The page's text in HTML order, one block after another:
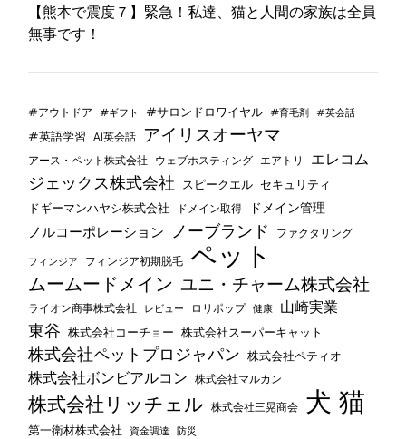
【熊本で震度７】緊急！私達、猫と人間の家族は全員
無事です！
#アウトドア #ギフト #サロンドロワイヤル #育毛剤 #英会話
#英語学習 AI英会話 アイリスオーヤマ
アース・ペット株式会社 ウェブホスティング エアトリ エレコム
ジェックス株式会社 スピークエル セキュリティ
ドギーマンハヤシ株式会社 ドメイン取得 ドメイン管理
ノルコーポレーション ノーブランド ファクタリング
フィンジア フィンジア初期脱毛 ペット
ムームードメイン ユニ・チャーム株式会社
ライオン商事株式会社 レビュー ロリポップ 健康 山崎実業
東谷 株式会社コーチョー 株式会社スーパーキャット
株式会社ペットプロジャパン 株式会社ペティオ
株式会社ボンビアルコン 株式会社マルカン
株式会社リッチェル 株式会社三晃商会 犬 猫
第一衛材株式会社 資金調達 防災